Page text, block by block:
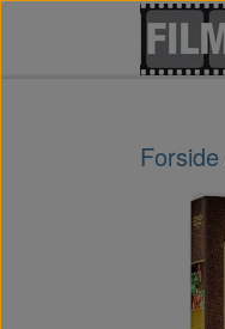
Forside